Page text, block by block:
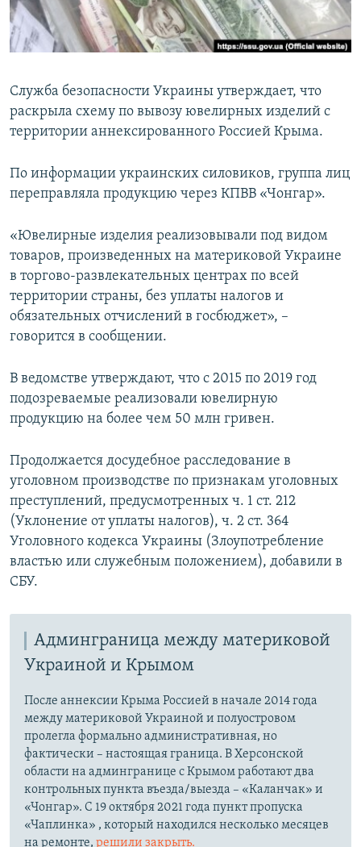
ПОБЕДИТЕЛЕЙ НЕ СУДЯТ?
КРЫМ.НЕПОКОРЕННЫЙ
УКРАИНСКАЯ ПРОБЛЕМА КРЫМА
ПРИСОЕДИНЯЙТЕСЬ!
Все сайты RFE/RL
Служба безопасности Украины утверждает, что
раскрыла схему по вывозу ювелирных изделий с
территории аннексированного Россией Крыма.
По информации украинских силовиков, группа лиц
переправляла продукцию через КПВВ «Чонгар».
«Ювелирные изделия реализовывали под видом
товаров, произведенных на материковой Украине
в торгово-развлекательных центрах по всей
территории страны, без уплаты налогов и
обязательных отчислений в госбюджет», –
говорится в сообщении.
В ведомстве утверждают, что с 2015 по 2019 год
подозреваемые реализовали ювелирную
продукцию на более чем 50 млн гривен.
Продолжается досудебное расследование в
уголовном производстве по признакам уголовных
преступлений, предусмотренных ч. 1 ст. 212
(Уклонение от уплаты налогов), ч. 2 ст. 364
Уголовного кодекса Украины (Злоупотребление
властью или служебным положением), добавили в
СБУ.
Админграница между материковой
Украиной и Крымом
После аннексии Крыма Россией в начале 2014 года
между материковой Украиной и полуостровом
пролегла формально административная, но
фактически – настоящая граница. В Херсонской
области на админгранице с Крымом работают два
контрольных пункта въезда/выезда – «Каланчак» и
«Чонгар». С 19 октября 2021 года пункт пропуска
«Чаплинка» , который находился несколько месяцев
на ремонте, решили закрыть.